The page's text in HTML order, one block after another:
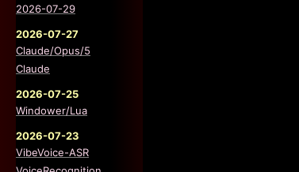
2026-07-29
2026-07-27
Claude/Opus/5
Claude
2026-07-25
Windower/Lua
2026-07-23
VibeVoice-ASR